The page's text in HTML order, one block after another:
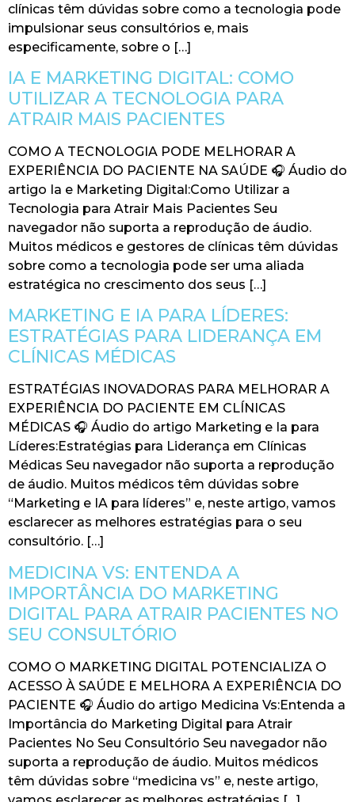
clínicas têm dúvidas sobre como a tecnologia pode
impulsionar seus consultórios e, mais
especificamente, sobre o […]
IA E MARKETING DIGITAL: COMO
UTILIZAR A TECNOLOGIA PARA
ATRAIR MAIS PACIENTES
COMO A TECNOLOGIA PODE MELHORAR A
EXPERIÊNCIA DO PACIENTE NA SAÚDE 🎧 Áudio do
artigo Ia e Marketing Digital:Como Utilizar a
Tecnologia para Atrair Mais Pacientes Seu
navegador não suporta a reprodução de áudio.
Muitos médicos e gestores de clínicas têm dúvidas
sobre como a tecnologia pode ser uma aliada
estratégica no crescimento dos seus […]
MARKETING E IA PARA LÍDERES:
ESTRATÉGIAS PARA LIDERANÇA EM
CLÍNICAS MÉDICAS
ESTRATÉGIAS INOVADORAS PARA MELHORAR A
EXPERIÊNCIA DO PACIENTE EM CLÍNICAS
MÉDICAS 🎧 Áudio do artigo Marketing e Ia para
Líderes:Estratégias para Liderança em Clínicas
Médicas Seu navegador não suporta a reprodução
de áudio. Muitos médicos têm dúvidas sobre
“Marketing e IA para líderes” e, neste artigo, vamos
esclarecer as melhores estratégias para o seu
consultório. […]
MEDICINA VS: ENTENDA A
IMPORTÂNCIA DO MARKETING
DIGITAL PARA ATRAIR PACIENTES NO
SEU CONSULTÓRIO
COMO O MARKETING DIGITAL POTENCIALIZA O
ACESSO À SAÚDE E MELHORA A EXPERIÊNCIA DO
PACIENTE 🎧 Áudio do artigo Medicina Vs:Entenda a
Importância do Marketing Digital para Atrair
Pacientes No Seu Consultório Seu navegador não
suporta a reprodução de áudio. Muitos médicos
têm dúvidas sobre “medicina vs” e, neste artigo,